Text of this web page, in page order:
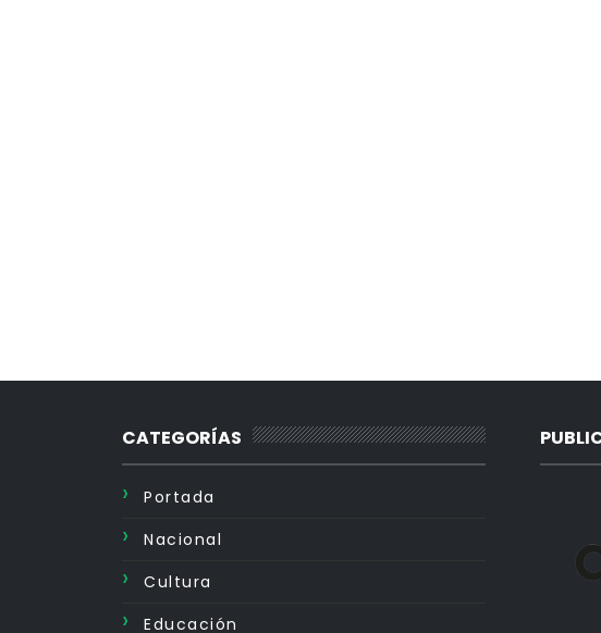
CATEGORÍAS
Portada
Nacional
Cultura
Educación